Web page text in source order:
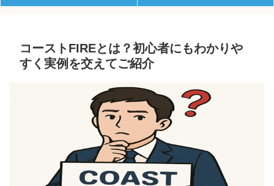
コーストFIREとは？初心者にもわかりや
すく実例を交えてご紹介